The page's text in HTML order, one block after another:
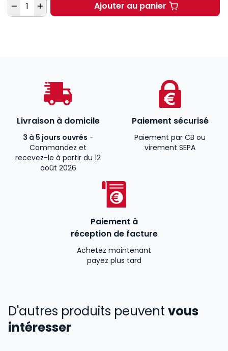
Ajouter au panierDroit public financier.
Livraison à domicile
3 à 5 jours ouvrés -
Commandez et
recevez-le à partir du 12
août 2026
Paiement sécurisé
Paiement par CB ou
virement SEPA
Paiement à
réception de facture
Achetez maintenant
payez plus tard
D'autres produits peuvent vous
intéresser